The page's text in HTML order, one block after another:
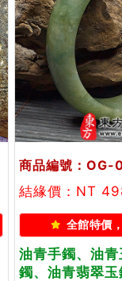
商品編號：
結緣價：NT
全館特價
油青手鐲、油
鐲、油青翡翠